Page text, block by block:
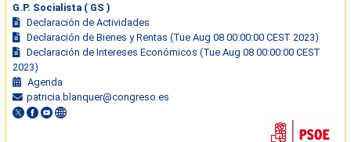
G.P. Socialista ( GS )
Declaración de Actividades
Declaración de Bienes y Rentas (Tue Aug 08 00:00:00 CEST 2023)
Declaración de Intereses Económicos (Tue Aug 08 00:00:00 CEST
2023)
Agenda
patricia.blanquer@congreso.es